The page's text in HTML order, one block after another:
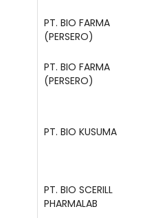
PT. BIO FARMA
(PERSERO)
PT. BIO FARMA
(PERSERO)
PT. BIO KUSUMA
PT. BIO SCERILL
PHARMALAB